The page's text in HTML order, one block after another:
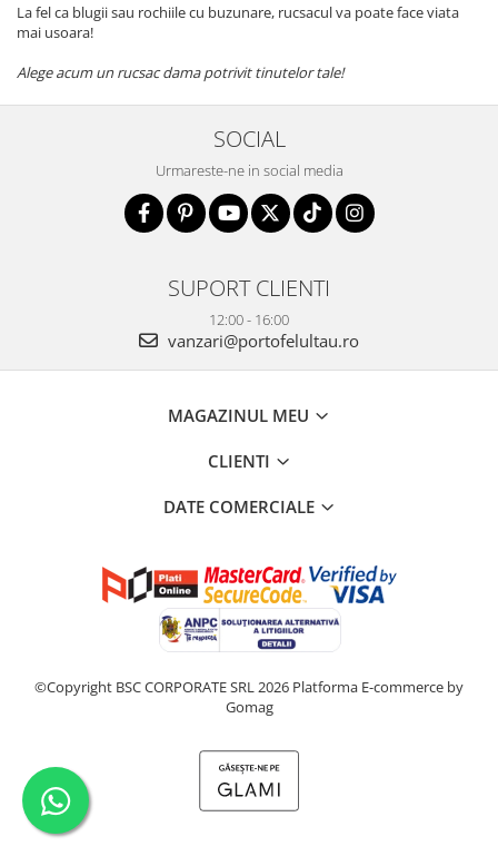
La fel ca blugii sau rochiile cu buzunare, rucsacul va poate face viata
mai usoara!
Alege acum un rucsac dama potrivit tinutelor tale!
SOCIAL
Urmareste-ne in social media
SUPORT CLIENTI
12:00 - 16:00
vanzari@portofelultau.ro
MAGAZINUL MEU
CLIENTI
DATE COMERCIALE
©Copyright BSC CORPORATE SRL 2026 Platforma E-commerce by
Gomag